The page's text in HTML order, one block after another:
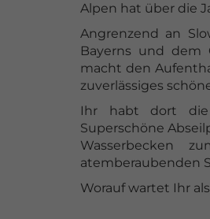
Alpen hat über die
Angrenzend an
Bayerns und dem
macht den
zuverlässiges
Ihr habt dort die
Superschöne
Wasserbecken
atemberaubenden
Worauf wartet Ihr